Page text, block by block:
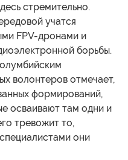
стремительно.
учатся
FPV-дронами и
борьбы.
волонтеров отмечает,
формирований,
осваивают там одни и
тревожит то,
они